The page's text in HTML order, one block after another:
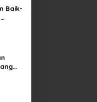
Baik-